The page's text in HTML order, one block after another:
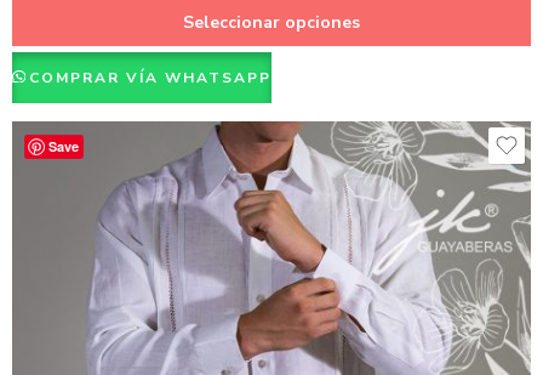
Seleccionar opciones
COMPRAR VÍA WHATSAPP
Save